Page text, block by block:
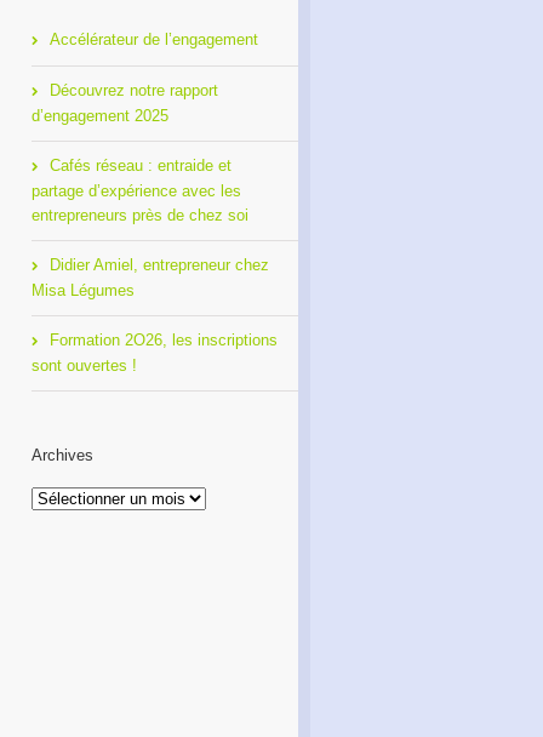
Accélérateur de l’engagement
Découvrez notre rapport
d’engagement 2025
Cafés réseau : entraide et
partage d’expérience avec les
entrepreneurs près de chez soi
Didier Amiel, entrepreneur chez
Misa Légumes
Formation 2O26, les inscriptions
sont ouvertes !
Archives
Archives